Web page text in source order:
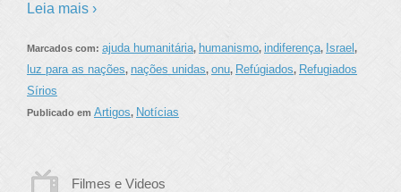
Leia mais ›
Marcados com: ajuda humanitária, humanismo, indiferença, Israel ,
luz para as nações, nações unidas, onu, Refúgiados, Refugiados
Sírios
Publicado em Artigos, Notícias
Filmes e Videos